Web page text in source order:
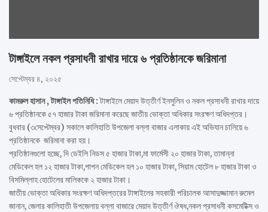
টাঙ্গাইলে নকল প্রসাধনী রাখার দায়ে ৬ প্রতিষ্ঠানকে জরিমানা
সেপ্টেম্বর ৪, ২০২৫
কামরুল হাসান , টাঙ্গাইল পতিনিধি :টাঙ্গাইলে মেয়াদ উত্তীর্ণ ইনসুলিন ও নকল প্রসাধনী রাখার দায়ে
৬ প্রতিষ্ঠানকে ৫৭ হাজার টাকা জরিমানা করেছে জাতীয় ভোক্তা অধিকার সংরক্ষণ অধিদপ্তর।
বুধবার (৩সেপ্টেম্বর) সকালে কালিহাতি উপজেলা বল্লা বাজার এলাকায় এই অভিযান চালিয়ে ৬
প্রতিষ্ঠানকে জরিমানা করা হয়।
প্রতিষ্ঠানগুলো হচ্ছে, দি ডেইলি নিডস ৫ হাজার টাকা,মা ফার্মেসী ২০ হাজার টাকা, তামান্না
মেডিকেল হল ১২ হাজার টাকা,পাপন মেডিকেল হল ১০ হাজার টাকা, সিয়াম হোটেল ৮ হাজার টাকা ও
বিসমিল্লাহ হোটেলের মালিককে ২ হাজার টাকা।
জাতীয় ভোক্তা অধিকার সংরক্ষণ অধিদপ্তরের টাঙ্গাইলের সহকারী পরিচালক আসাদুজ্জামান রুমেল
জানান, জেলার কালিহাতী উপজেলায় বল্লা বাজারে মেয়াদ উত্তীর্ণ ঔষধ,নকল প্রসাধনী কসমেটিক্স ও